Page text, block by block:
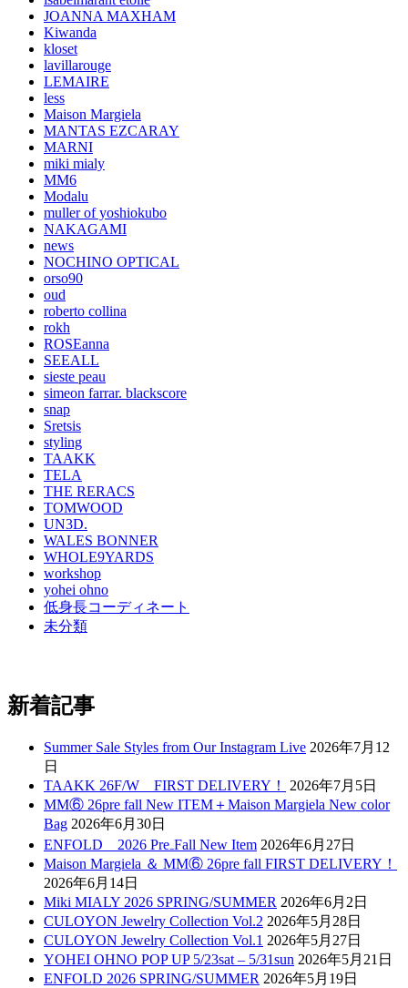
JOANNA MAXHAM
Kiwanda
kloset
lavillarouge
LEMAIRE
less
Maison Margiela
MANTAS EZCARAY
MARNI
miki mialy
MM6
Modalu
muller of yoshiokubo
NAKAGAMI
news
NOCHINO OPTICAL
orso90
oud
roberto collina
rokh
ROSEanna
SEEALL
sieste peau
simeon farrar. blackscore
snap
Sretsis
styling
TAAKK
TELA
THE RERACS
TOMWOOD
UN3D.
WALES BONNER
WHOLE9YARDS
workshop
yohei ohno
低身長コーディネート
未分類
新着記事
Summer Sale Styles from Our Instagram Live 2026年7月12
日
TAAKK 26F/W FIRST DELIVERY！
2026年7月5日
MM⑥ 26pre fall New ITEM＋Maison Margiela New color
Bag 2026年6月30日
ENFOLD 2026 Pre₋Fall New Item 2026年6月27日
Maison Margiela ＆ MM⑥ 26pre fall FIRST DELIVERY！
2026年6月14日
Miki MIALY 2026 SPRING/SUMMER 2026年6月2日
CULOYON Jewelry Collection Vol.2 2026年5月28日
CULOYON Jewelry Collection Vol.1 2026年5月27日
YOHEI OHNO POP UP 5/23sat – 5/31sun 2026年5月21日
ENFOLD 2026 SPRING/SUMMER 2026年5月19日